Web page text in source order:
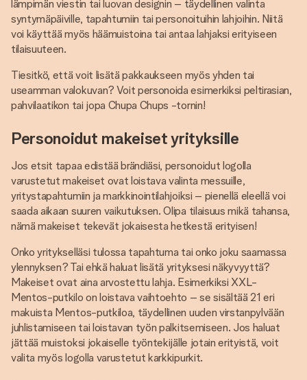
lämpimän viestin tai luovan designin – täydellinen valinta
syntymäpäiville, tapahtumiin tai personoituihin lahjoihin. Niitä
voi käyttää myös häämuistoina tai antaa lahjaksi erityiseen
tilaisuuteen.
Tiesitkö, että voit lisätä pakkaukseen myös yhden tai
useamman valokuvan? Voit personoida esimerkiksi peltirasian,
pahvilaatikon tai jopa Chupa Chups -tornin!
Personoidut makeiset yrityksille
Jos etsit tapaa edistää brändiäsi, personoidut logolla
varustetut makeiset ovat loistava valinta messuille,
yritystapahtumiin ja markkinointilahjoiksi – pienellä eleellä voi
saada aikaan suuren vaikutuksen. Olipa tilaisuus mikä tahansa,
nämä makeiset tekevät jokaisesta hetkestä erityisen!
Onko yritykselläsi tulossa tapahtuma tai onko joku saamassa
ylennyksen? Tai ehkä haluat lisätä yrityksesi näkyvyyttä?
Makeiset ovat aina arvostettu lahja. Esimerkiksi XXL-
Mentos-putkilo on loistava vaihtoehto – se sisältää 21 eri
makuista Mentos-putkiloa, täydellinen uuden virstanpylvään
juhlistamiseen tai loistavan työn palkitsemiseen. Jos haluat
jättää muistoksi jokaiselle työntekijälle jotain erityistä, voit
valita myös logolla varustetut karkkipurkit.